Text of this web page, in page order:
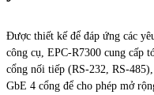
Được thiết kế để đáp ứng các
công cụ, EPC-R7300 cung cấp
cổng nối tiếp (RS-232, RS-
GbE 4 cổng để cho phép mở